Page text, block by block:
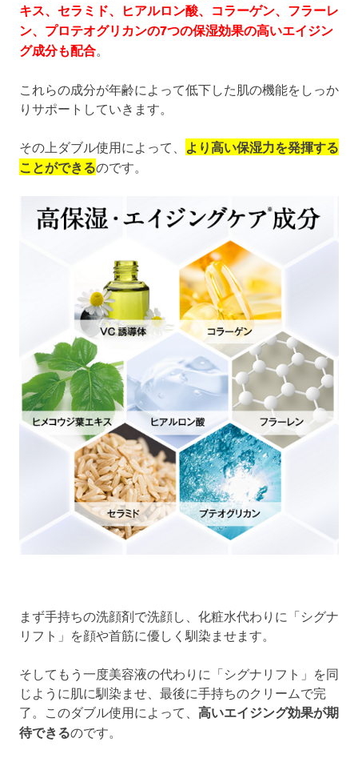
キス、セラミド、ヒアルロン酸、コラーゲン、フラーレ
ン、プロテオグリカンの7つの保湿効果の高いエイジン
グ成分も配合
これらの成分が年齢によって低下した肌の機能をしっか
りサポートしていきます。
その上ダブル使用によって、 より高い保湿力を発揮する
ことができるのです。
まず手持ちの洗顔剤で洗顔し、化粧水代わりに「シグナ
リフト」を顔や首筋に優しく馴染ませます。
そしてもう一度美容液の代わりに「シグナリフト」を同
じように肌に馴染ませ、最後に手持ちのクリームで完
了。このダブル使用によって、 高いエイジング効果が期
待できるのです。